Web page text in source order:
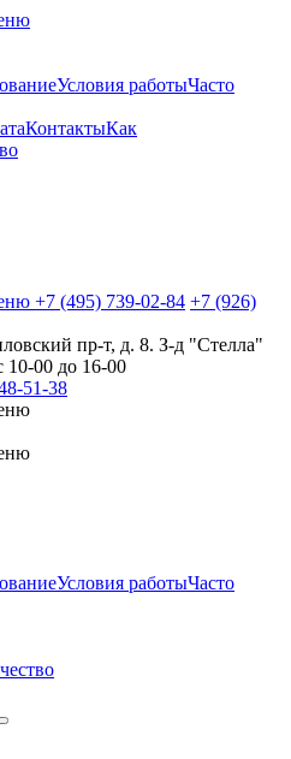
Условия работыЧасто
КонтактыКак
+7 (495) 739-02-84 +7 (926)
пр-т, д. 8. З-д "Стелла"
10-00 до 16-00
51-38
Условия работыЧасто